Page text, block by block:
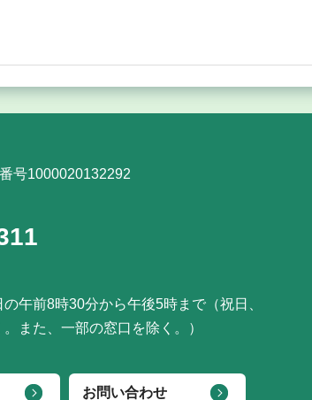
号1000020132292
午前8時30分から午後5時まで（祝日、
また、一部の窓口を除く。）
お問い合わせ